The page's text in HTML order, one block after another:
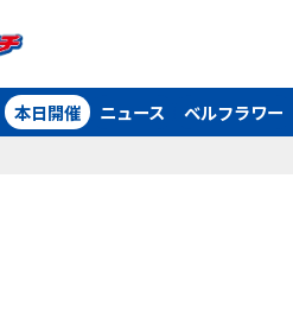
本日開催 ニュース ベルフラワー